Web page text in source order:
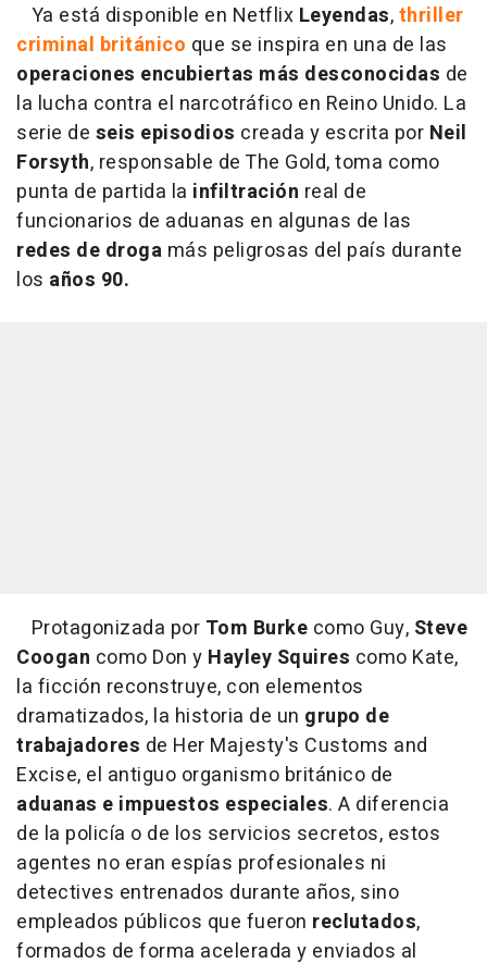
Ya está disponible en Netflix Leyendas,thriller
criminal británico que se inspira en una de las
operaciones encubiertas más desconocidas de
la lucha contra el narcotráfico en Reino Unido. La
serie de seis episodios creada y escrita por Neil
Forsyth, responsable de The Gold, toma como
punta de partida la infiltración real de
funcionarios de aduanas en algunas de las
redes de droga más peligrosas del país durante
los años 90.
Protagonizada por Tom Burke como Guy, Steve
Coogan como Don y Hayley Squires como Kate,
la ficción reconstruye, con elementos
dramatizados, la historia de un grupo de
trabajadores de Her Majesty's Customs and
Excise, el antiguo organismo británico de
aduanas e impuestos especiales. A diferencia
de la policía o de los servicios secretos, estos
agentes no eran espías profesionales ni
detectives entrenados durante años, sino
empleados públicos que fueron reclutados,
formados de forma acelerada y enviados al